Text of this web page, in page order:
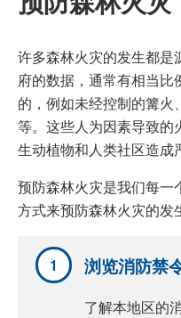
许多森林火灾的发生都是
府的数据，通常有相当
的，例如未经控制的篝
等。这些人为因素导致的
生动植物和人类社区造成
预防森林火灾是我们每一
方式来预防森林火灾的发
浏览消防禁
了解本地区的